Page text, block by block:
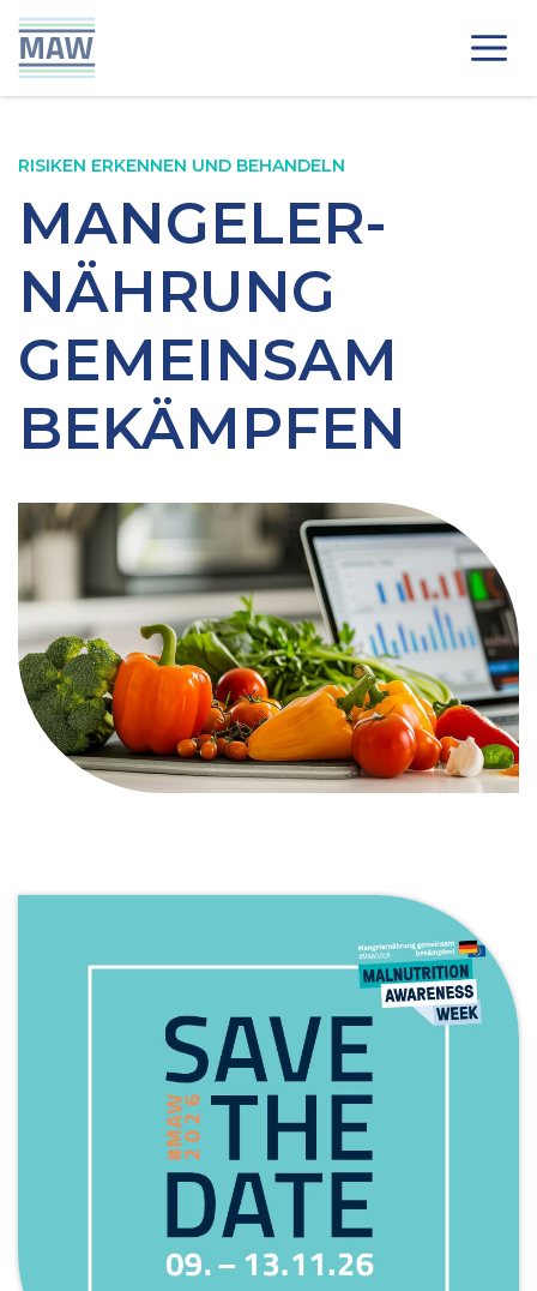
Zum
Inhalt
springen
RISIKEN ERKENNEN UND BEHANDELN
MANGELER­
NÄHRUNG
GEMEINSAM
BEKÄMPFEN